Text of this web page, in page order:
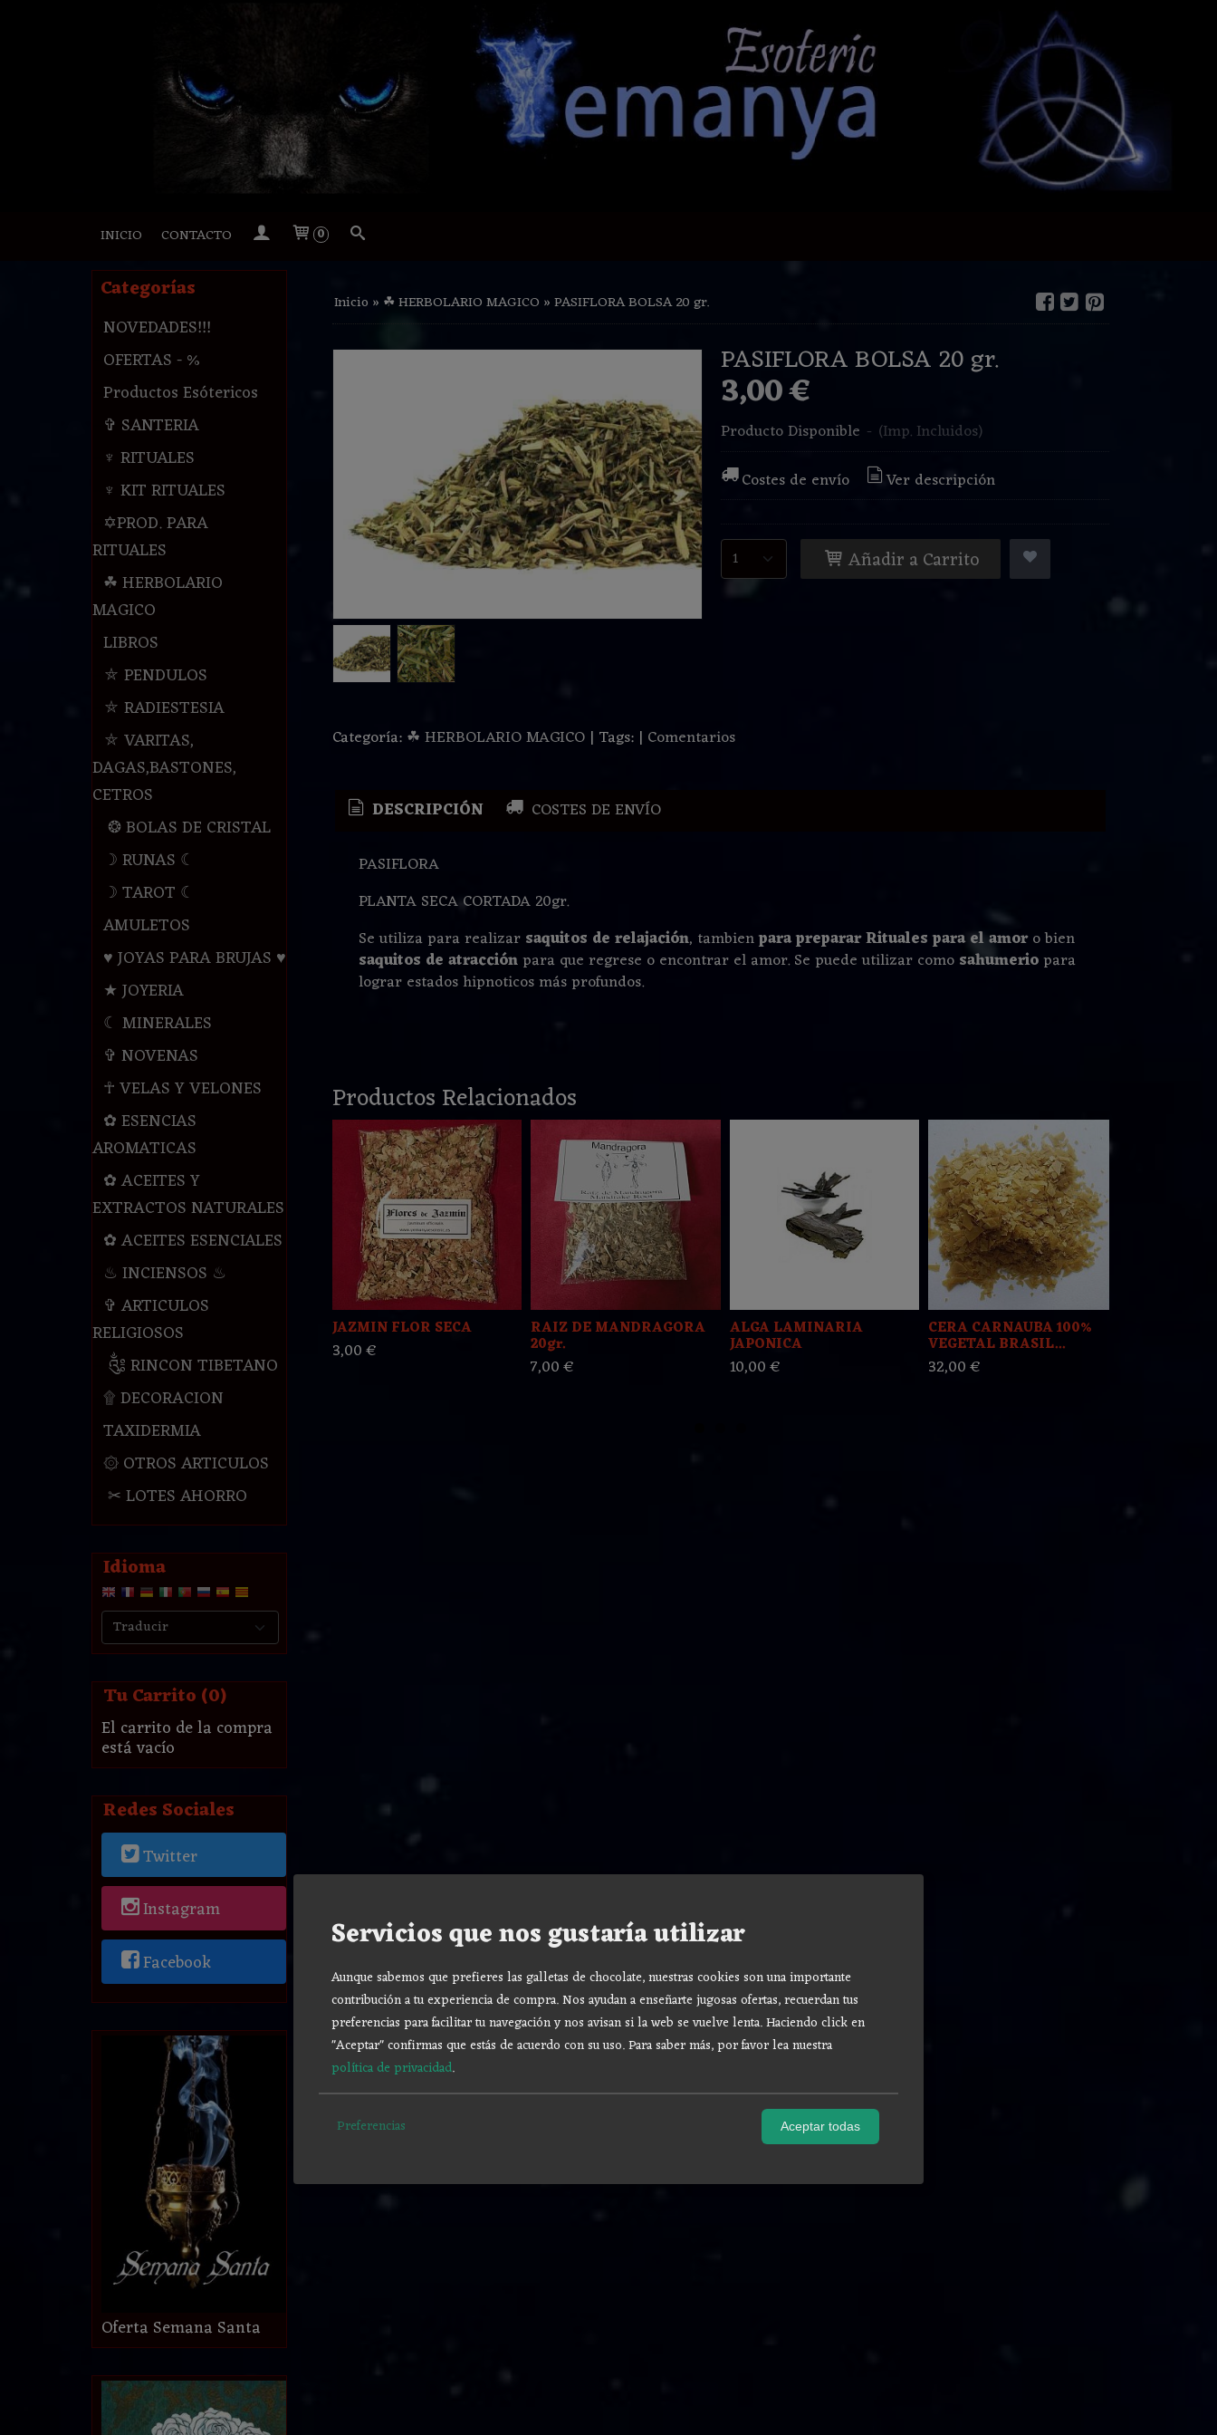
INICIO CONTACTO 0
Categorías
NOVEDADES!!!
OFERTAS - %
Productos Esótericos
✞ SANTERIA
♆ RITUALES
♆ KIT RITUALES
✡PROD. PARA
RITUALES
☘ HERBOLARIO
MAGICO
LIBROS
⛤ PENDULOS
⛤ RADIESTESIA
⛤ VARITAS,
DAGAS,BASTONES,
CETROS
❂ BOLAS DE CRISTAL
☽ RUNAS ☾
☽ TAROT ☾
AMULETOS
♥ JOYAS PARA BRUJAS ♥
★ JOYERIA
☾ MINERALES
✞ NOVENAS
☥ VELAS Y VELONES
✿ ESENCIAS
AROMATICAS
✿ ACEITES Y
EXTRACTOS NATURALES
✿ ACEITES ESENCIALES
♨ INCIENSOS ♨
✞ ARTICULOS
RELIGIOSOS
༃ RINCON TIBETANO
۩ DECORACION
TAXIDERMIA
۞ OTROS ARTICULOS
✂ LOTES AHORRO
Idioma
Tu Carrito (0)
El carrito de la compra
está vacío
Redes Sociales
Twitter
Instagram
Facebook
Oferta Semana Santa
Inicio » ☘ HERBOLARIO MAGICO »PASIFLORA BOLSA 20 gr.
PASIFLORA BOLSA 20 gr.
3,00 €
Producto Disponible - (Imp. Incluidos)
Costes de envío
Ver descripción
Añadir a Carrito
Categoría: ☘ HERBOLARIO MAGICO| Tags: | Comentarios
DESCRIPCIÓN COSTES DE ENVÍO
PASIFLORA
PLANTA SECA CORTADA 20gr.
Se utiliza para realizar saquitos de relajación, tambienpara preparar Rituales para el amoro bien
saquitos de atracciónpara que regrese o encontrar el amor. Se puede utilizar comosahumeriopara
lograr estados hipnoticos más profundos.
Productos Relacionados
JAZMIN FLOR SECA
3,00 €
RAIZ DE MANDRAGORA
20gr.
7,00 €
ALGA LAMINARIA
JAPONICA
10,00 €
CERA CARNAUBA 100%
VEGETAL BRASIL...
32,00 €
Servicios que nos gustaría utilizar
Aunque sabemos que prefieres las galletas de chocolate, nuestras cookies son una importante
contribución a tu experiencia de compra. Nos ayudan a enseñarte jugosas ofertas, recuerdan tus
preferencias para facilitar tu navegación y nos avisan si la web se vuelve lenta. Haciendo click en
"Aceptar" confirmas que estás de acuerdo con su uso.Para saber más, por favor lea nuestra
política de privacidad.
Preferencias Aceptar todas